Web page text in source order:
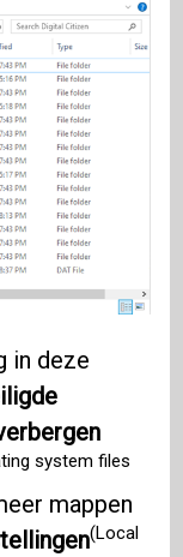
in deze
system files
mappen
(Local